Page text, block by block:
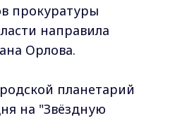
прокуратуры
направила
Орлова.
планетарий
на "Звёздную